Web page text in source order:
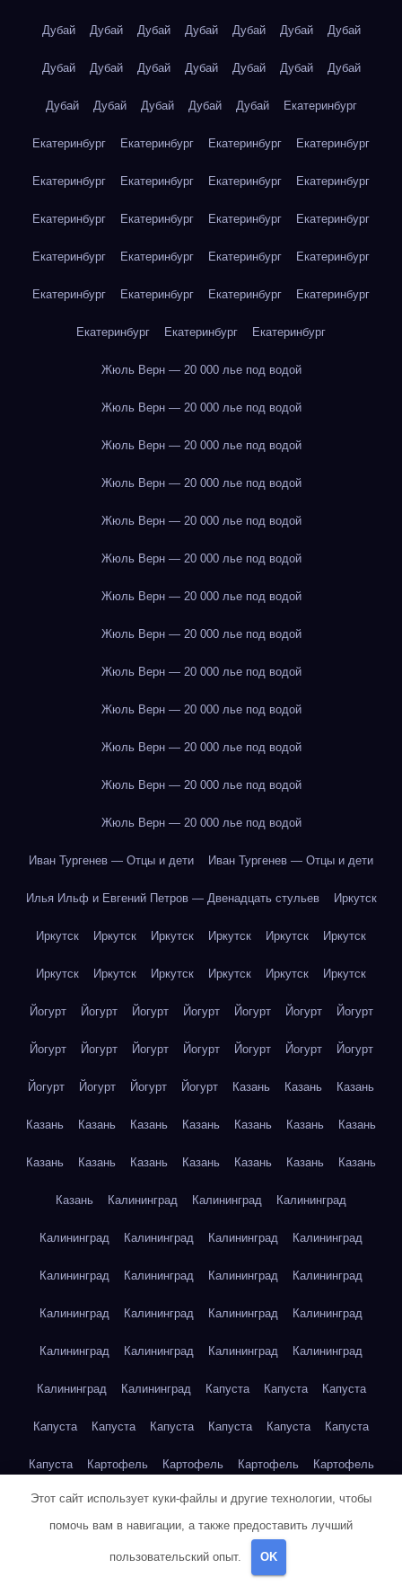
Дубай Дубай Дубай Дубай Дубай Дубай Дубай
Дубай Дубай Дубай Дубай Дубай Дубай Дубай
Дубай Дубай Дубай Дубай Дубай Екатеринбург
Екатеринбург Екатеринбург Екатеринбург Екатеринбург
Екатеринбург Екатеринбург Екатеринбург Екатеринбург
Екатеринбург Екатеринбург Екатеринбург Екатеринбург
Екатеринбург Екатеринбург Екатеринбург Екатеринбург
Екатеринбург Екатеринбург Екатеринбург Екатеринбург
Екатеринбург Екатеринбург Екатеринбург
Жюль Верн — 20 000 лье под водой
Жюль Верн — 20 000 лье под водой
Жюль Верн — 20 000 лье под водой
Жюль Верн — 20 000 лье под водой
Жюль Верн — 20 000 лье под водой
Жюль Верн — 20 000 лье под водой
Жюль Верн — 20 000 лье под водой
Жюль Верн — 20 000 лье под водой
Жюль Верн — 20 000 лье под водой
Жюль Верн — 20 000 лье под водой
Жюль Верн — 20 000 лье под водой
Жюль Верн — 20 000 лье под водой
Жюль Верн — 20 000 лье под водой
Иван Тургенев — Отцы и дети Иван Тургенев — Отцы и дети
Илья Ильф и Евгений Петров — Двенадцать стульев Иркутск
Иркутск Иркутск Иркутск Иркутск Иркутск Иркутск
Иркутск Иркутск Иркутск Иркутск Иркутск Иркутск
Йогурт Йогурт Йогурт Йогурт Йогурт Йогурт Йогурт
Йогурт Йогурт Йогурт Йогурт Йогурт Йогурт Йогурт
Йогурт Йогурт Йогурт Йогурт Казань Казань Казань
Казань Казань Казань Казань Казань Казань Казань
Казань Казань Казань Казань Казань Казань Казань
Казань Калининград Калининград Калининград
Калининград Калининград Калининград Калининград
Калининград Калининград Калининград Калининград
Калининград Калининград Калининград Калининград
Калининград Калининград Калининград Калининград
Калининград Калининград Капуста Капуста Капуста
Капуста Капуста Капуста Капуста Капуста Капуста
Капуста Картофель Картофель Картофель Картофель
Картофель Картофель Картофель Картофель
Картофель
Кейптаун
Этот сайт использует куки-файлы и другие технологии, чтобы
помочь вам в навигации, а также предоставить лучший
пользовательский опыт. OK